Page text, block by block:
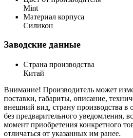
Mint
Материал корпуса
Силикон
Заводские данные
Страна производства
Китай
Внимание! Производитель может
поставки, габариты, описание,
внешний вид, страну производства в
без предварительного уведомления,
момент приобретения конкретного
отличаться от указанных им ранее.